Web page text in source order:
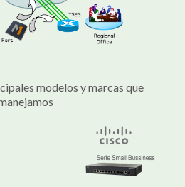
modelos y marcas que